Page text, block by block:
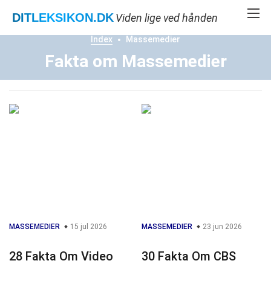
DITLEKSIKON.DKViden lige ved hånden
Index Massemedier
Fakta om Massemedier
MASSEMEDIER 15 jul 2026
28 Fakta Om Video
MASSEMEDIER 23 jun 2026
30 Fakta Om CBS